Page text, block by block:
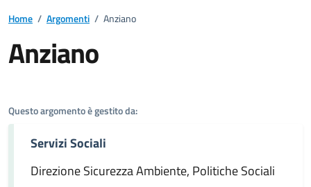
Home / Argomenti / Anziano
Anziano
Questo argomento è gestito da:
Servizi Sociali
Direzione Sicurezza Ambiente, Politiche Sociali